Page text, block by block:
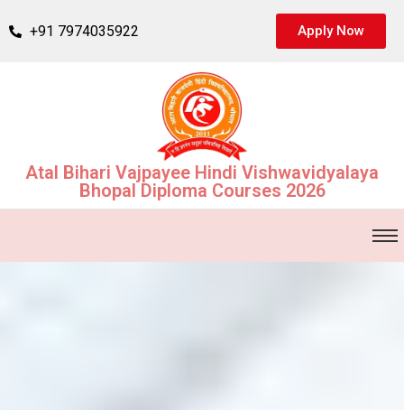
+91 7974035922 Apply Now
Atal Bihari Vajpayee Hindi Vishwavidyalaya
Bhopal Diploma Courses 2026